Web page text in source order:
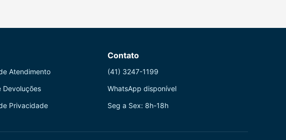
Atendimento
Devoluções
Privacidade
Contato
(41) 3247-1199
WhatsApp disponível
Seg a Sex: 8h-18h